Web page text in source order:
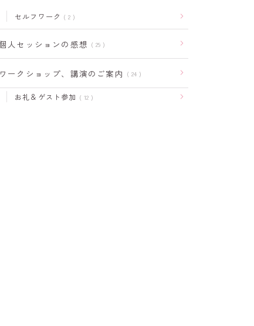
セルフワーク 2
人セッションの感想 29
ワークショップ、講演のご案内 24
お礼＆ゲスト参加 12